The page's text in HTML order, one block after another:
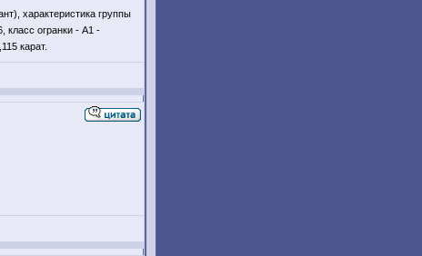
характеристика группы
класс огранки - А1 -
карат.